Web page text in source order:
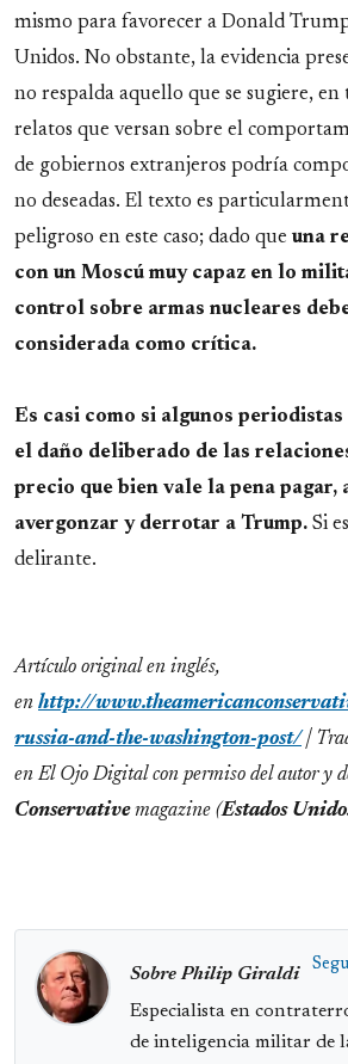
mismo para favorecer a Donald
Unidos. No obstante, la evidencia
no respalda aquello que se sugiere,
relatos que versan sobre el
de gobiernos extranjeros podría
no deseadas. El texto es
peligroso en este caso; dado que una
con un Moscú muy capaz en lo
control sobre armas nucleares
considerada como crítica.
Es casi como si algunos
el daño deliberado de las
precio que bien vale la pena pagar,
avergonzar y derrotar a Trump. Si
delirante.
Artículo original en inglés,
en http://
russia-and-the-washington-post/ |
en El Ojo Digital con permiso del autor y
Conservativemagazine (Estados
Sobre Philip Giraldi
Especialista en
de inteligencia militar de